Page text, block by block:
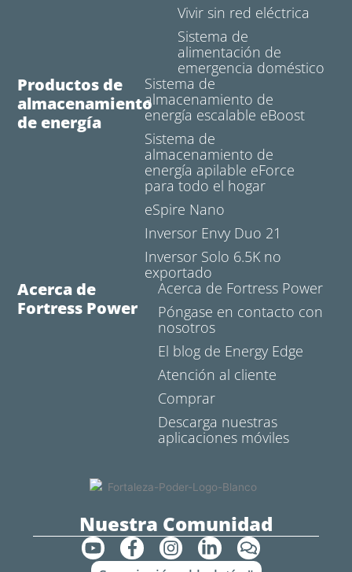
Vivir sin red eléctrica
Sistema de
alimentación de
emergencia doméstico
Productos de
almacenamiento
de energía
Sistema de
almacenamiento de
energía escalable eBoost
Sistema de
almacenamiento de
energía apilable eForce
para todo el hogar
eSpire Nano
Inversor Envy Duo 21
Inversor Solo 6.5K no
exportado
Acerca de
Fortress Power
Acerca de Fortress Power
Póngase en contacto con
nosotros
El blog de Energy Edge
Atención al cliente
Comprar
Descarga nuestras
aplicaciones móviles
Nuestra Comunidad
Y
o
F
a
I
n
L
i
C
o